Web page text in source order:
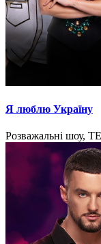
Я люблю Україну
Розважальні шоу,